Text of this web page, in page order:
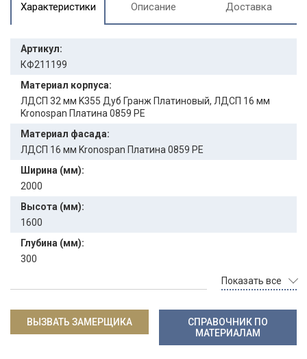
Характеристики Описание Доставка
Артикул:
КФ211199
Материал корпуса:
ЛДСП 32 мм K355 Дуб Гранж Платиновый, ЛДСП 16 мм
Kronospan Платина 0859 PE
Материал фасада:
ЛДСП 16 мм Kronospan Платина 0859 PE
Ширина (мм):
2000
Высота (мм):
1600
Глубина (мм):
300
Показать все
ВЫЗВАТЬ ЗАМЕРЩИКА
СПРАВОЧНИК ПО
МАТЕРИАЛАМ